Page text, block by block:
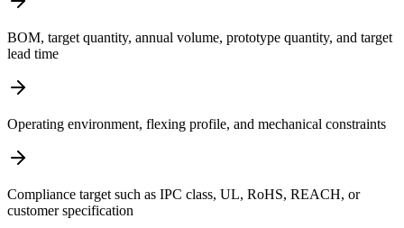
BOM, target quantity, annual volume, prototype quantity, and target
lead time
Operating environment, flexing profile, and mechanical constraints
Compliance target such as IPC class, UL, RoHS, REACH, or
customer specification